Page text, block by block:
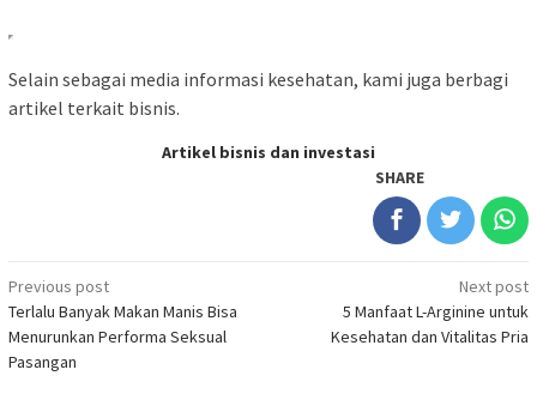
Selain sebagai media informasi kesehatan, kami juga berbagi
artikel terkait bisnis.
Artikel bisnis dan investasi
SHARE
Post
navigation
Previous post
Terlalu Banyak Makan Manis Bisa
Menurunkan Performa Seksual
Pasangan
Next post
5 Manfaat L-Arginine untuk
Kesehatan dan Vitalitas Pria